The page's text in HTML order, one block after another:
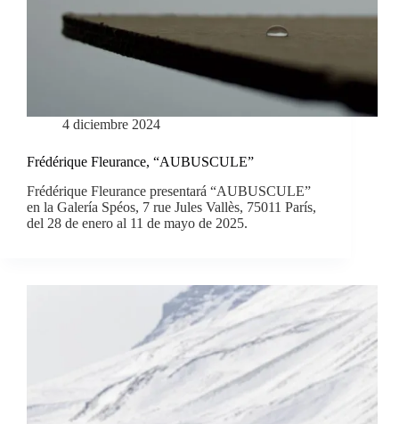
4 diciembre 2024
Frédérique Fleurance, “AUBUSCULE”
Frédérique Fleurance presentará “AUBUSCULE”
en la Galería Spéos, 7 rue Jules Vallès, 75011 París,
del 28 de enero al 11 de mayo de 2025.